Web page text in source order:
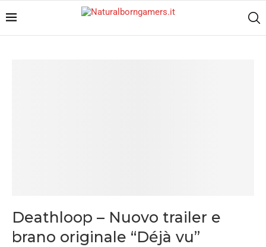
Deathloop – Nuovo trailer e
brano originale “Déjà vu”